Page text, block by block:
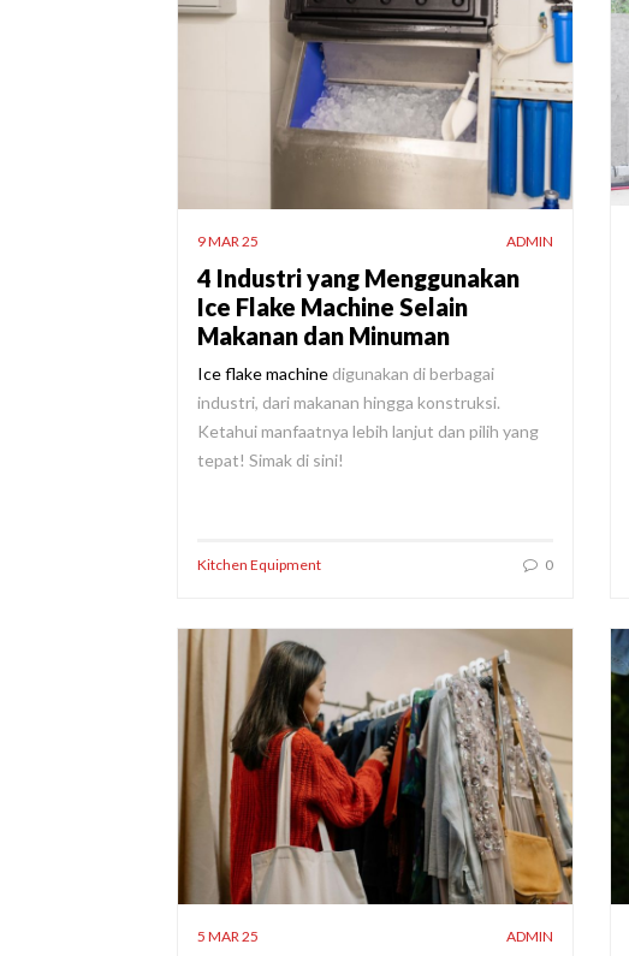
9 MAR 25 ADMIN
4 Industri yang Menggunakan
Ice Flake Machine Selain
Makanan dan Minuman
Ice flake machine digunakan di berbagai
industri, dari makanan hingga konstruksi.
Ketahui manfaatnya lebih lanjut dan pilih yang
tepat! Simak di sini!
Kitchen Equipment 0
5 MAR 25 ADMIN